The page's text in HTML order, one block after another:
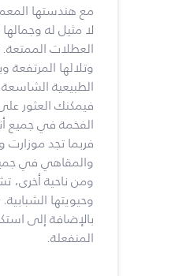
مع هندستها
لا مثيل له
العطلات
وتلالها المرتفعة
الطبيعية الشاسعة.
فيمكنك العثور
الفخمة في جميع
فربما تجد
والمقاهي في
ومن ناحية أخرى،
وحيويتها
بالإضافة إلى
المنفعلة.